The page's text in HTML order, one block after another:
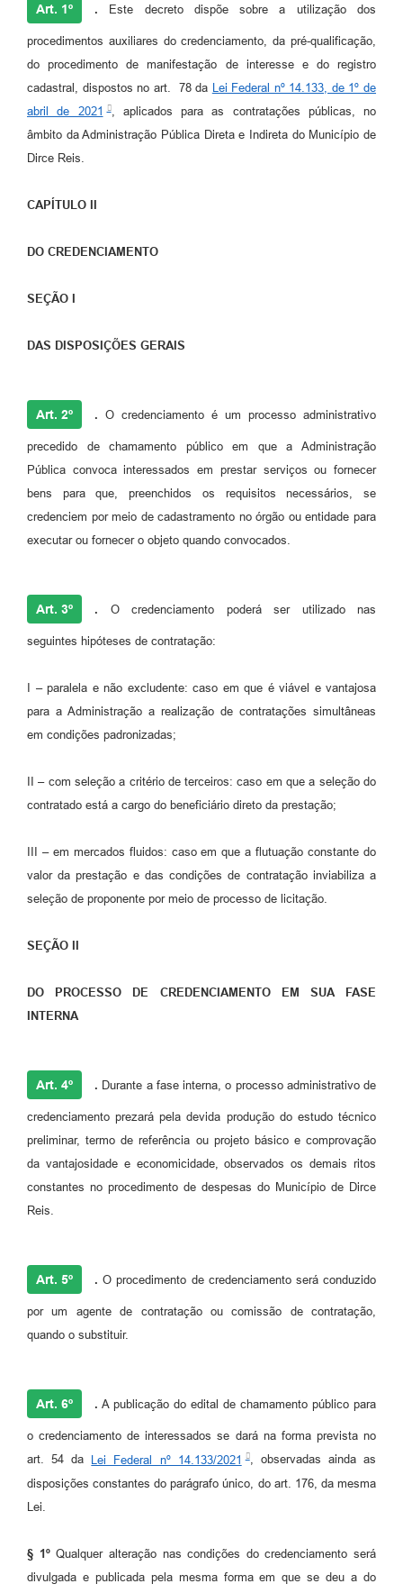
Art. 1º . Este decreto dispõe sobre a utilização dos
procedimentos auxiliares do credenciamento, da pré-qualificação,
do procedimento de manifestação de interesse e do registro
cadastral, dispostos no art. 78 da
Lei Federal nº 14.133, de 1º de
abril de 2021
, aplicados para as contratações públicas, no
âmbito da Administração Pública Direta e Indireta do Município de
Dirce Reis.
CAPÍTULO II
DO CREDENCIAMENTO
SEÇÃO I
DAS DISPOSIÇÕES GERAIS
Art. 2º . O credenciamento é um processo administrativo
precedido de chamamento público em que a Administração
Pública convoca interessados em prestar serviços ou fornecer
bens para que, preenchidos os requisitos necessários, se
credenciem por meio de cadastramento no órgão ou entidade para
executar ou fornecer o objeto quando convocados.
Art. 3º . O credenciamento poderá ser utilizado nas
seguintes hipóteses de contratação:
I – paralela e não excludente: caso em que é viável e vantajosa
para a Administração a realização de contratações simultâneas
em condições padronizadas;
II – com seleção a critério de terceiros: caso em que a seleção do
contratado está a cargo do beneficiário direto da prestação;
III – em mercados fluidos: caso em que a flutuação constante do
valor da prestação e das condições de contratação inviabiliza a
seleção de proponente por meio de processo de licitação.
SEÇÃO II
DO PROCESSO DE CREDENCIAMENTO EM SUA FASE
INTERNA
Art. 4º . Durante a fase interna, o processo administrativo de
credenciamento prezará pela devida produção do estudo técnico
preliminar, termo de referência ou projeto básico e comprovação
da vantajosidade e economicidade, observados os demais ritos
constantes no procedimento de despesas do Município de Dirce
Reis.
Art. 5º . O procedimento de credenciamento será conduzido
por um agente de contratação ou comissão de contratação,
quando o substituir.
Art. 6º . A publicação do edital de chamamento público para
o credenciamento de interessados se dará na forma prevista no
art. 54 da Lei Federal nº 14.133/2021
, observadas ainda as
disposições constantes do parágrafo único, do art. 176, da mesma
Lei.
§ 1ºQualquer alteração nas condições do credenciamento será
divulgada e publicada pela mesma forma em que se deu a do